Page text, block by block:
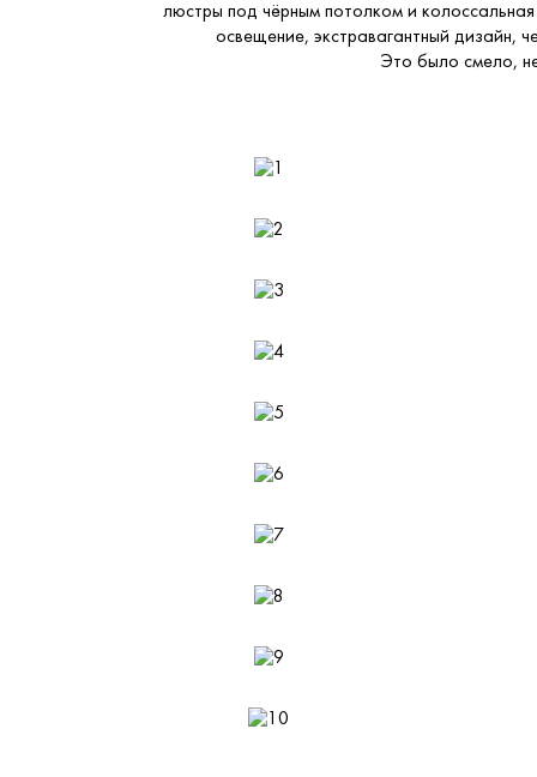
люстры под чёрным потолком и
освещение, экстравагантный дизайн,
Это было смело,